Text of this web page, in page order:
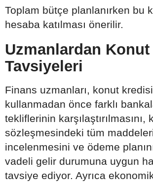
Toplam bütçe planlanırken bu
hesaba katılması önerilir.
Uzmanlardan
Tavsiyeleri
Finans uzmanları, konut kredisi
kullanmadan önce farklı
tekliflerinin karşılaştırılmasını,
sözleşmesindeki tüm
incelenmesini ve ödeme
vadeli gelir durumuna uygun
tavsiye ediyor. Ayrıca